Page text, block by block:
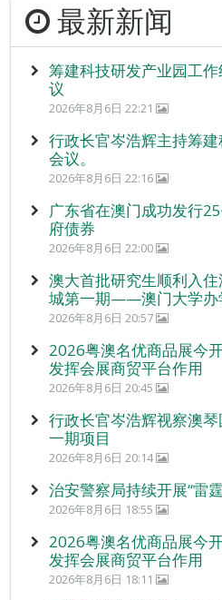
最新新闻
筹建科技研发产业园工
议
2026年8月6日 22:21
行政长官岑浩辉主持筹
会议。
2026年8月6日 22:16
广东省在澳门成功发行
府债券
2026年8月6日 22:00
澳大首批研究生顺利入住
城第一期——澳门大学办
2026年8月6日 20:57
2026粤澳名优商品展今
发挥会展商贸平台作用
2026年8月6日 20:45
行政长官岑浩辉视察澳
一期项目
2026年8月6日 20:14
治安警察局持续开展“雷
2026年8月6日 18:55
2026粤澳名优商品展今
发挥会展商贸平台作用
2026年8月6日 18:11